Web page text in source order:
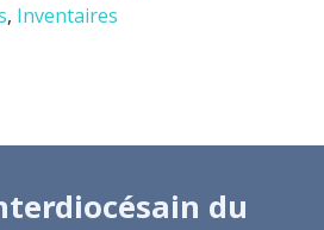
, Inventaires
du